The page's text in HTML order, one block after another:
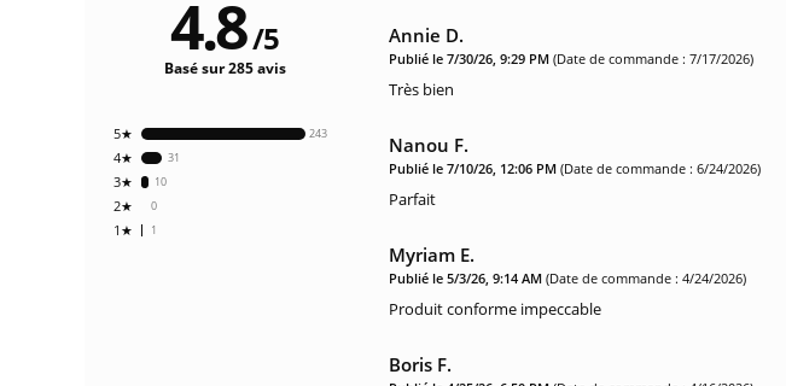
1
1★
0
2★
10
3★
31
4★
243
5★
4.8/5
Basé sur 285 avis
Annie D.
Publié le 7/30/26, 9:29 PM (Date de commande : 7/17/2026)
Très bien
Nanou F.
Publié le 7/10/26, 12:06 PM (Date de commande : 6/24/2026)
Parfait
Myriam E.
Publié le 5/3/26, 9:14 AM (Date de commande : 4/24/2026)
Produit conforme impeccable
Boris F.